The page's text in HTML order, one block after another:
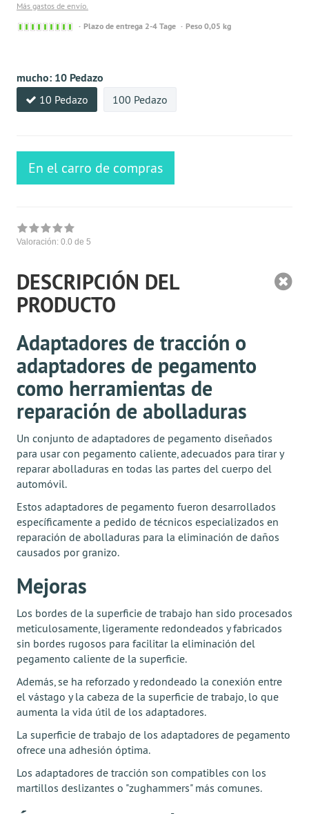
Más gastos de envío.
Sofort
Plazo de entrega 2-4 Tage Peso 0,05 kg
mucho: 10 Pedazo
10 Pedazo 100 Pedazo
En el carro de compras
Valoración: 0.0 de 5
DESCRIPCIÓN DEL
PRODUCTO
Adaptadores de tracción o
adaptadores de pegamento
como herramientas de
reparación de abolladuras
Un conjunto de adaptadores de pegamento diseñados
para usar con pegamento caliente, adecuados para tirar y
reparar abolladuras en todas las partes del cuerpo del
automóvil.
Estos adaptadores de pegamento fueron desarrollados
específicamente a pedido de técnicos especializados en
reparación de abolladuras para la eliminación de daños
causados por granizo.
Mejoras
Los bordes de la superficie de trabajo han sido procesados
meticulosamente, ligeramente redondeados y fabricados
sin bordes rugosos para facilitar la eliminación del
pegamento caliente de la superficie.
Además, se ha reforzado y redondeado la conexión entre
el vástago y la cabeza de la superficie de trabajo, lo que
aumenta la vida útil de los adaptadores.
La superficie de trabajo de los adaptadores de pegamento
ofrece una adhesión óptima.
Los adaptadores de tracción son compatibles con los
martillos deslizantes o "zughammers" más comunes.